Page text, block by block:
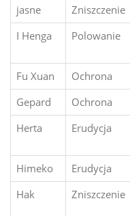
jasne
Zniszczenie
I Henga
Polowanie
Fu Xuan
Ochrona
Gepard
Ochrona
Herta
Erudycja
Himeko
Erudycja
Hak
Zniszczenie